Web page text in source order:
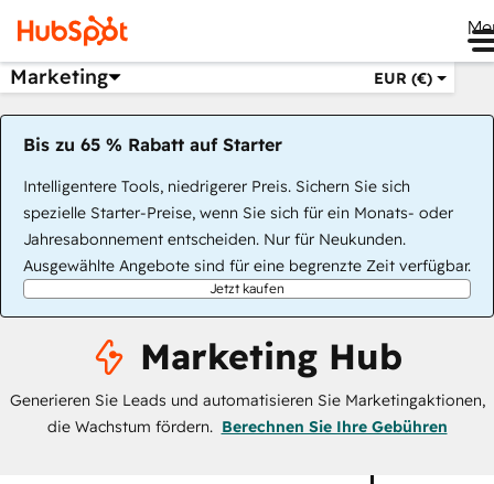
Marketing EUR (€)
Bis zu 65 % Rabatt auf Starter
Intelligentere Tools, niedrigerer Preis. Sichern Sie sich
spezielle Starter-Preise, wenn Sie sich für ein Monats- oder
Jahresabonnement entscheiden. Nur für Neukunden.
Ausgewählte Angebote sind für eine begrenzte Zeit verfügbar.
Jetzt kaufen
Marketing Hub
Generieren Sie Leads und automatisieren Sie Marketingaktionen,
die Wachstum fördern. Berechnen Sie Ihre Gebühren